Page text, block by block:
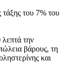
του 7% του
λεπτά την
βάρους, τη
και